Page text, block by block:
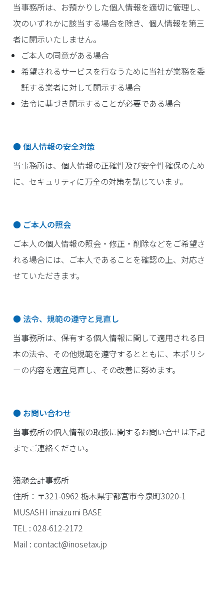
当事務所は、お預かりした個人情報を適切に管理し、
次のいずれかに該当する場合を除き、個人情報を第三
者に開示いたしません。
ご本人の同意がある場合
希望されるサービスを行なうために当社が業務を委
託する業者に対して開示する場合
法令に基づき開示することが必要である場合
● 個人情報の安全対策
当事務所は、個人情報の正確性及び安全性確保のため
に、セキュリティに万全の対策を講じています。
● ご本人の照会
ご本人の個人情報の照会・修正・削除などをご希望さ
れる場合には、ご本人であることを確認の上、対応さ
せていただきます。
● 法令、規範の遵守と見直し
当事務所は、保有する個人情報に関して適用される日
本の法令、その他規範を遵守するとともに、本ポリシ
ーの内容を適宜見直し、その改善に努めます。
● お問い合わせ
当事務所の個人情報の取扱に関するお問い合せは下記
までご連絡ください。
猪瀬会計事務所
住所：〒321-0962 栃木県宇都宮市今泉町3020-1
MUSASHI imaizumi BASE
TEL : 028-612-2172
Mail : contact@inosetax.jp